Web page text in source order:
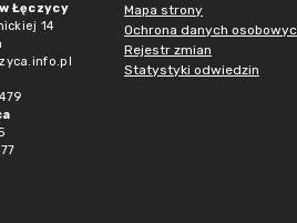
Łęczycy
14
Mapa strony
Ochrona danych
Rejestr zmian
Statystyki odwiedzin